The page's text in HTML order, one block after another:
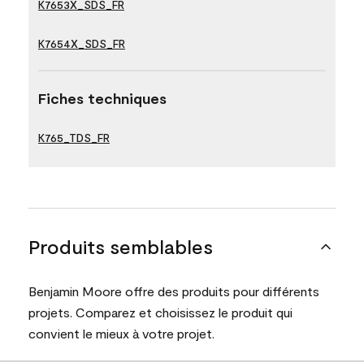
K7653X_SDS_FR
K7654X_SDS_FR
Fiches techniques
K765_TDS_FR
Produits semblables
Benjamin Moore offre des produits pour différents
projets. Comparez et choisissez le produit qui
convient le mieux à votre projet.